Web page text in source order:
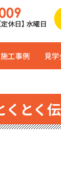
休日】 水曜日
施工事例 見
くとく